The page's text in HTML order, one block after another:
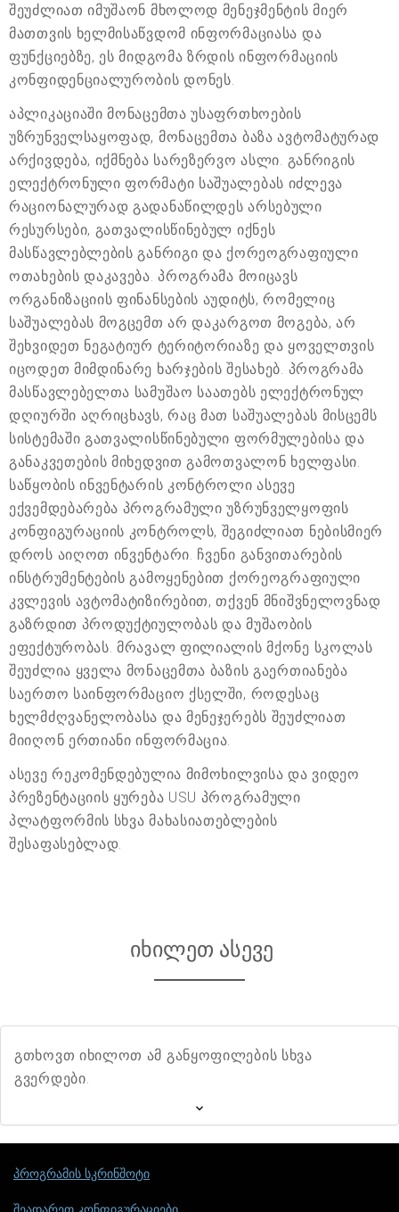
შეუძლიათ იმუშაონ მხოლოდ მენეჯმენტის მიერ
მათთვის ხელმისაწვდომ ინფორმაციასა და
ფუნქციებზე, ეს მიდგომა ზრდის ინფორმაციის
კონფიდენციალურობის დონეს.
აპლიკაციაში მონაცემთა უსაფრთხოების
უზრუნველსაყოფად, მონაცემთა ბაზა ავტომატურად
არქივდება, იქმნება სარეზერვო ასლი. განრიგის
ელექტრონული ფორმატი საშუალებას იძლევა
რაციონალურად გადანაწილდეს არსებული
რესურსები, გათვალისწინებულ იქნეს
მასწავლებლების განრიგი და ქორეოგრაფიული
ოთახების დაკავება. პროგრამა მოიცავს
ორგანიზაციის ფინანსების აუდიტს, რომელიც
საშუალებას მოგცემთ არ დაკარგოთ მოგება, არ
შეხვიდეთ ნეგატიურ ტერიტორიაზე და ყოველთვის
იცოდეთ მიმდინარე ხარჯების შესახებ. პროგრამა
მასწავლებელთა სამუშაო საათებს ელექტრონულ
დღიურში აღრიცხავს, რაც მათ საშუალებას მისცემს
სისტემაში გათვალისწინებული ფორმულებისა და
განაკვეთების მიხედვით გამოთვალონ ხელფასი.
საწყობის ინვენტარის კონტროლი ასევე
ექვემდებარება პროგრამული უზრუნველყოფის
კონფიგურაციის კონტროლს, შეგიძლიათ ნებისმიერ
დროს აიღოთ ინვენტარი. ჩვენი განვითარების
ინსტრუმენტების გამოყენებით ქორეოგრაფიული
კვლევის ავტომატიზირებით, თქვენ მნიშვნელოვნად
გაზრდით პროდუქტიულობას და მუშაობის
ეფექტურობას. მრავალ ფილიალის მქონე სკოლას
შეუძლია ყველა მონაცემთა ბაზის გაერთიანება
საერთო საინფორმაციო ქსელში, როდესაც
ხელმძღვანელობასა და მენეჯერებს შეუძლიათ
მიიღონ ერთიანი ინფორმაცია.
ასევე რეკომენდებულია მიმოხილვისა და ვიდეო
პრეზენტაციის ყურება USU პროგრამული
პლატფორმის სხვა მახასიათებლების
შესაფასებლად.
იხილეთ ასევე
გთხოვთ იხილოთ ამ განყოფილების სხვა
გვერდები.
პროგრამის სკრინშოტი